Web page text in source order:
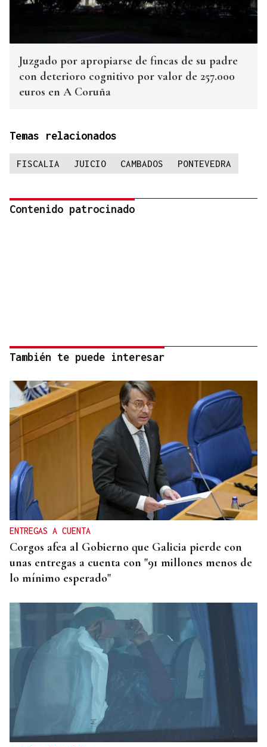
Juzgado por apropiarse de fincas de su padre
con deterioro cognitivo por valor de 257.000
euros en A Coruña
Temas relacionados
FISCALIA JUICIO CAMBADOS PONTEVEDRA
Contenido patrocinado
También te puede interesar
ENTREGAS A CUENTA
Corgos afea al Gobierno que Galicia pierde con
unas entregas a cuenta con "91 millones menos de
lo mínimo esperado"